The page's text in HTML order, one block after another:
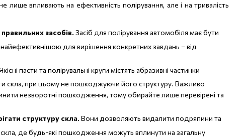
впливають на ефективність полірування, але і на тривалість
засобів. Засіб для полірування автомобіля має бути
для вирішення конкретних завдань – від
пасти та полірувальні круги містять абразивні частинки
скла, при цьому не пошкоджуючи його структуру. Важливо
незворотні пошкодження, тому обирайте лише перевірені та
структуру скла. Вони дозволяють видалити подряпини та
де будь-які пошкодження можуть вплинути на загальну